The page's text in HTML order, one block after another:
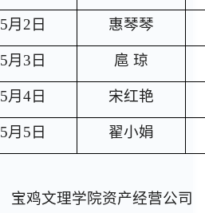
5月2日 惠琴琴
5月3日 扈 琼
5月4日 宋红艳
5月5日 翟小娟
宝鸡文理学院资产经营公司